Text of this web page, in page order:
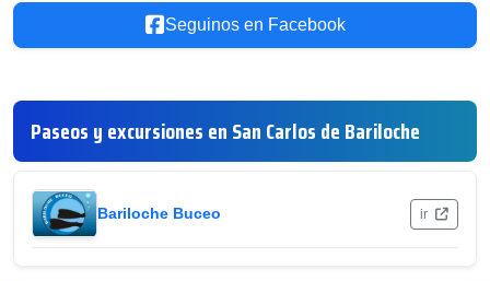
Seguinos en Facebook
Paseos y excursiones en San Carlos de Bariloche
Bariloche Buceo ir